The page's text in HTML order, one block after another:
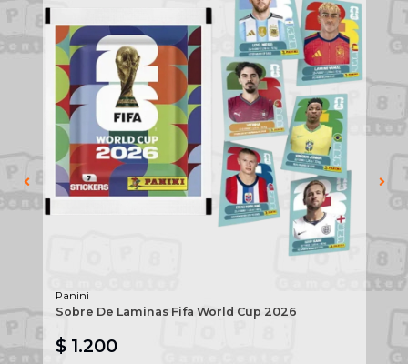
Panini
Sobre De Laminas Fifa World Cup 2026
$ 1.200